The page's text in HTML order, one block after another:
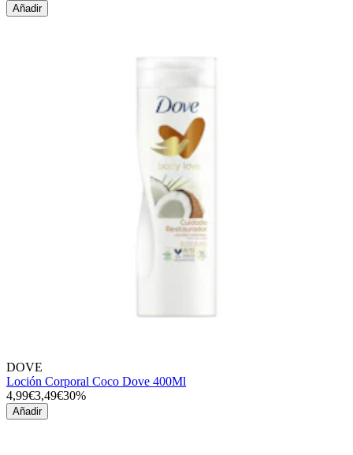
Añadir
DOVE
Loción Corporal Coco Dove 400Ml
4,99€3,49€30%
Añadir